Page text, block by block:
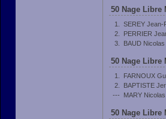
50 Nage
1. SEREY Jean-
2.
PERRIER
3.
BAUD Nicolas
50 Nage
1. FARNOUX
2.
BAPTISTE
---
MARY Nicolas
50 Nage